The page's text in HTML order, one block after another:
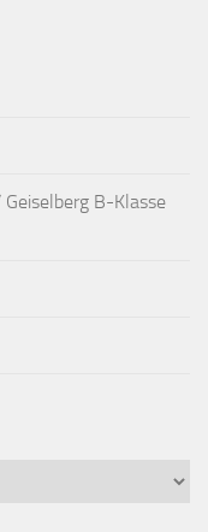
B-Klasse